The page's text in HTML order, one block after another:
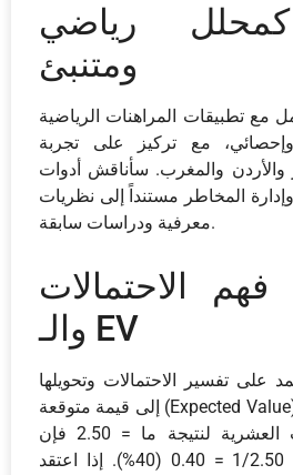
رياضي
ومتنبئ
مع تطبيقات المراهنات الرياضية
مع تركيز على تجربة
والمغرب. سأناقش أدوات
وإدارة المخاطر مستنداً إلى نظريات
معرفية ودراسات سابقة.
فهم الاحتمالات
والـ EV
على تفسير الاحتمالات وتحويلها
إلى قيمة متوقعة (Expected Value). على سبيل المثال،
إذا كانت الاحتمالات العشرية لنتيجة ما = 2.50 فإن
الاحتمال الضمني = 1/2.50 = 0.40 (40%). إذا اعتقد